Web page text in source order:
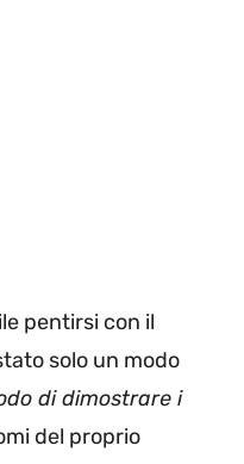
pentirsi con il
solo un modo
di dimostrare i
del proprio